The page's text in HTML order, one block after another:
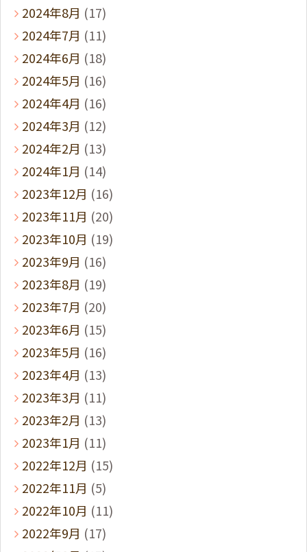
2024年8月 (17)
2024年7月 (11)
2024年6月 (18)
2024年5月 (16)
2024年4月 (16)
2024年3月 (12)
2024年2月 (13)
2024年1月 (14)
2023年12月 (16)
2023年11月 (20)
2023年10月 (19)
2023年9月 (16)
2023年8月 (19)
2023年7月 (20)
2023年6月 (15)
2023年5月 (16)
2023年4月 (13)
2023年3月 (11)
2023年2月 (13)
2023年1月 (11)
2022年12月 (15)
2022年11月 (5)
2022年10月 (11)
2022年9月 (17)